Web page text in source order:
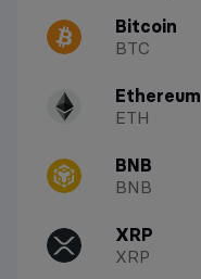
Bitcoin
BTC
Ethereum
ETH
BNB
BNB
XRP
XRP